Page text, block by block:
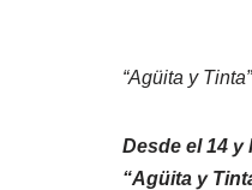
“Agüita y Tinta”
Desde el 14 y
“Agüita y